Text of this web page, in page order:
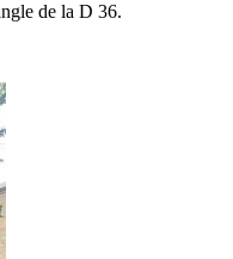
de la D 36.